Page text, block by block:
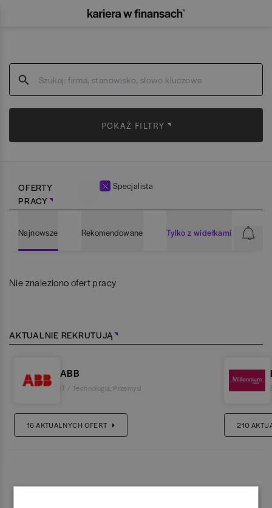
POKAŻ FILTRY
OFERTY
PRACY
Specjalista
Najnowsze Rekomendowane Tylko z widełkami
Nie znaleziono ofert pracy
AKTUALNIE REKRUTUJĄ
ABB
IT / Technologia Przemysł
16AKTUALNYCH OFERT 210